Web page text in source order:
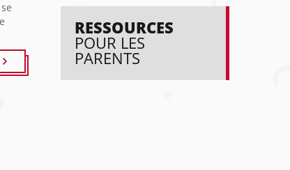
RESSOURCES
POUR LES
PARENTS